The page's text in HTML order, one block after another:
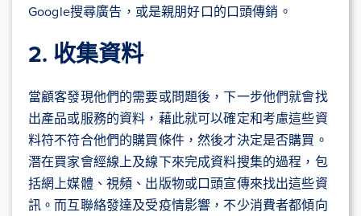
Google搜尋廣告，或是親朋好口的口頭傳銷。
2. 收集資料
當顧客發現他們的需要或問題後，下一步他們就會找
出產品或服務的資料，藉此就可以確定和考慮這些資
料符不符合他們的購買條件，然後才決定是否購買。
潛在買家會經線上及線下來完成資料搜集的過程，包
括網上媒體、視頻、出版物或口頭宣傳來找出這些資
訊。而互聯絡發達及受疫情影響，不少消費者都傾向